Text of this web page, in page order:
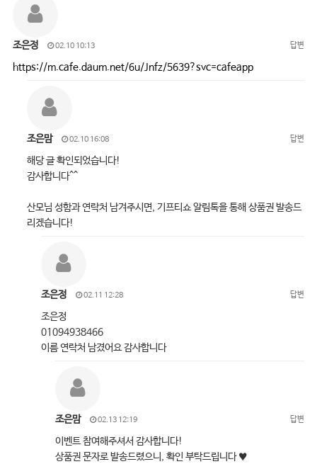
조은정 02.10 10:13 답변
https://m.cafe.daum.net/6u/Jnfz/5639?svc=cafeapp
조은맘 02.10 16:08 답변
해당 글 확인되었습니다!
감사합니다^^
산모님 성함과 연락처 남겨주시면, 기프티쇼 알림톡을 통해 상품권 발송드
리겠습니다!
조은정 02.11 12:28 답변
조은정
01094938466
이름 연락처 남겼어요 감사합니다
조은맘 02.13 12:19 답변
이벤트 참여해주셔서 감사합니다!
상품권 문자로 발송드렸으니, 확인 부탁드립니다 ♥